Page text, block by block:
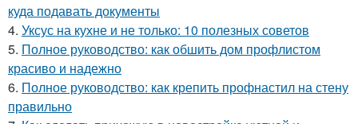
куда подавать документы
4. Уксус на кухне и не только: 10 полезных советов
5. Полное руководство: как обшить дом профлистом
красиво и надежно
6. Полное руководство: как крепить профнастил на стену
правильно